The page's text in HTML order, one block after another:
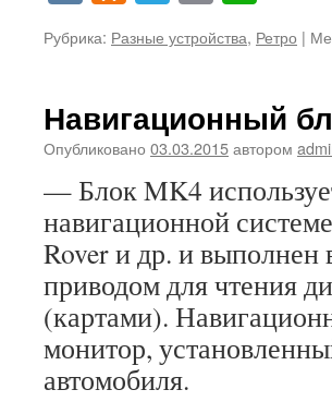
Рубрика: Разные устройства, Ретро |
Навигационный
Опубликовано 03.03.2015автором
— Блок MK4
навигационной
Rover и др. и выполнен
приводом для чтения
(картами).
монитор,
автомобиля.